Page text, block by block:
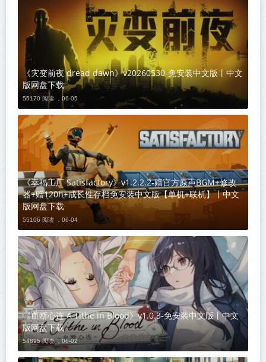
《灾变前夜 dread dawn》v20260530-免安装中文版丨中文
版网盘下载
55170 阅读 ， 06-05
《幸福工厂 Satisfactory》v1.2.2.2-赠官方原声BGM+修改
器+赠120h+成长性存档免安装中文版【单机+联机】丨中文
版网盘下载
55106 阅读 ， 06-04
《血断心连 A Tithe in Blood》v1.0.3-免安装中文版丨中文
版网盘下载
54895 阅读 ， 06-02